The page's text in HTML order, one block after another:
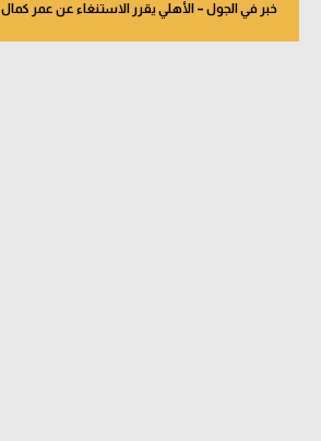
خبر في الجول – الأهلي يقرر الاستنغاء عن عمر كمال